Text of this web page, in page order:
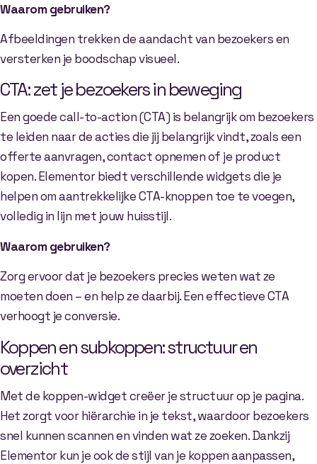
Waarom gebruiken?
Afbeeldingen trekken de aandacht van bezoekers en
versterken je boodschap visueel.
CTA: zet je bezoekers in beweging
Een goede call-to-action (CTA) is belangrijk om bezoekers
te leiden naar de acties die jij belangrijk vindt, zoals een
offerte aanvragen, contact opnemen of je product
kopen. Elementor biedt verschillende widgets die je
helpen om aantrekkelijke CTA-knoppen toe te voegen,
volledig in lijn met jouw huisstijl.
Waarom gebruiken?
Zorg ervoor dat je bezoekers precies weten wat ze
moeten doen – en help ze daarbij. Een effectieve CTA
verhoogt je conversie.
Koppen en subkoppen: structuur en
overzicht
Met de koppen-widget creëer je structuur op je pagina.
Het zorgt voor hiërarchie in je tekst, waardoor bezoekers
snel kunnen scannen en vinden wat ze zoeken. Dankzij
Elementor kun je ook de stijl van je koppen aanpassen,